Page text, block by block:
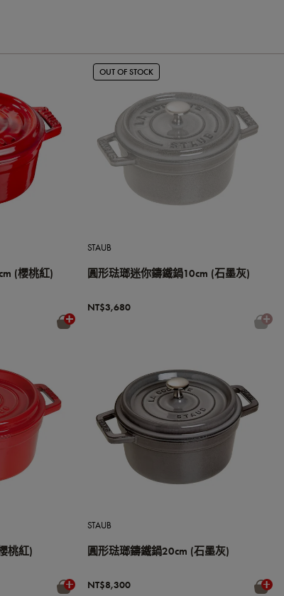
(櫻桃紅)
OUT OF STOCK
STAUB
圓形琺瑯迷你鑄鐵鍋10cm (石墨灰)
NT$3,680
桃紅)
STAUB
圓形琺瑯鑄鐵鍋20cm (石墨灰)
NT$8,300